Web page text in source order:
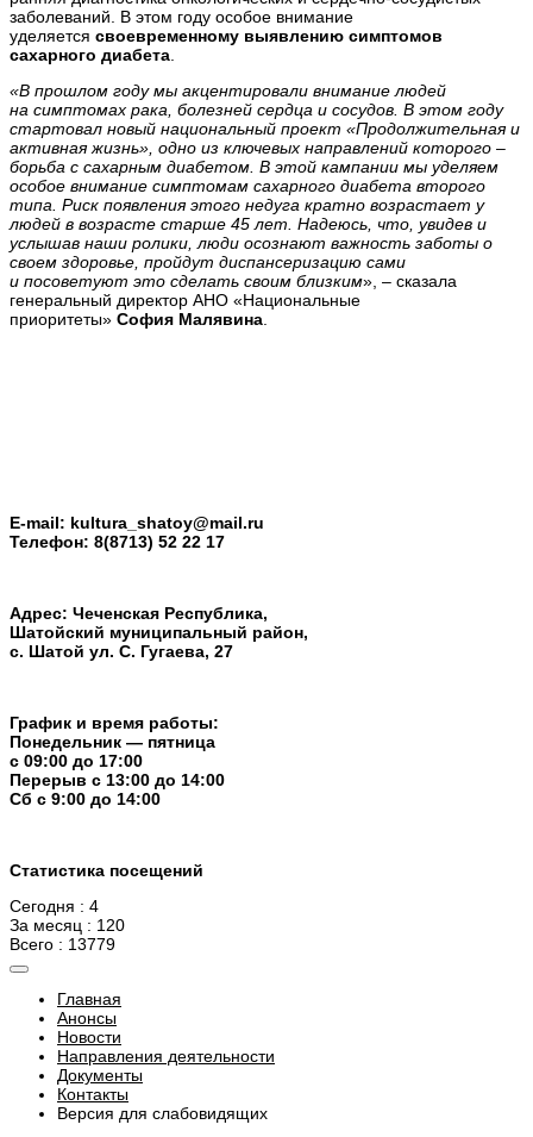
заболеваний. В этом году особое внимание
уделяется своевременному выявлению симптомов
сахарного диабета.
«В прошлом годумы акцентировали внимание людей
на симптомах рака, болезней сердца и сосудов. В этом году
стартовал новый национальный проект «Продолжительная и
активная жизнь», одно из ключевых направлений которого –
борьба с сахарным диабетом. В этой кампании мы уделяем
особое внимание симптомам сахарного диабета второго
типа. Риск появления этого недуга кратно возрастает у
людей в возрасте старше 45 лет. Надеюсь, что, увидев и
услышав наши ролики,люди осознают важность заботы о
своем здоровье, пройдут диспансеризацию сами
и посоветуют это сделать своим близким», – сказала
генеральный директор АНО «Национальные
приоритеты» София Малявина.
E-mail: kultura_shatoy@mail.ru
Телефон: 8(8713) 52 22 17
Адрес: Чеченская Республика,
Шатойский муниципальный район,
с. Шатой ул. С. Гугаева, 27
График и время работы:
Понедельник — пятница
с 09:00 до 17:00
Перерыв c 13:00 до 14:00
Cб с 9:00 до 14:00
Статистика посещений
Сегодня : 4
За месяц : 120
Всего : 13779
Главная
Анонсы
Новости
Направления деятельности
Документы
Контакты
Версия для слабовидящих